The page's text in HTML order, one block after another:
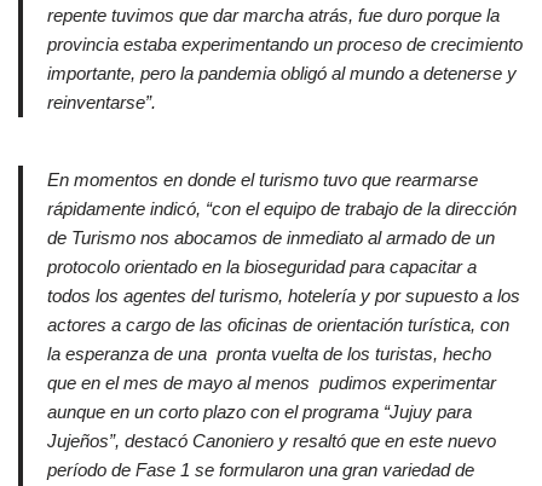
repente tuvimos que dar marcha atrás, fue duro porque la
provincia estaba experimentando un proceso de crecimiento
importante, pero la pandemia obligó al mundo a detenerse y
reinventarse”.
En momentos en donde el turismo tuvo que rearmarse
rápidamente indicó, “con el equipo de trabajo de la dirección
de Turismo nos abocamos de inmediato al armado de un
protocolo orientado en la bioseguridad para capacitar a
todos los agentes del turismo, hotelería y por supuesto a los
actores a cargo de las oficinas de orientación turística, con
la esperanza de una pronta vuelta de los turistas, hecho
que en el mes de mayo al menos pudimos experimentar
aunque en un corto plazo con el programa “Jujuy para
Jujeños”, destacó Canoniero y resaltó que en este nuevo
período de Fase 1 se formularon una gran variedad de